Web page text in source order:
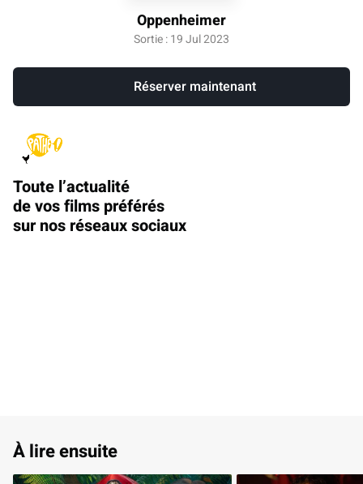
Oppenheimer
Sortie : 19 Jul 2023
Réserver maintenant
Toute l’actualité
de vos films préférés
sur nos réseaux sociaux
À lire ensuite